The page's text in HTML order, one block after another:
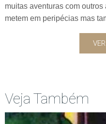
muitas aventuras com
metem em peripécias mas
Veja Também